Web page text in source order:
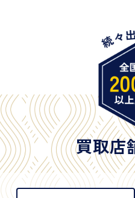
・旧パスポート
※原則として「公的
年月日が記載されて
※日本国政府発行の
※2020年2月4日以降
は「所持人記入欄（
め、単体では古物営
められない（住所確
が必要となります
買取店